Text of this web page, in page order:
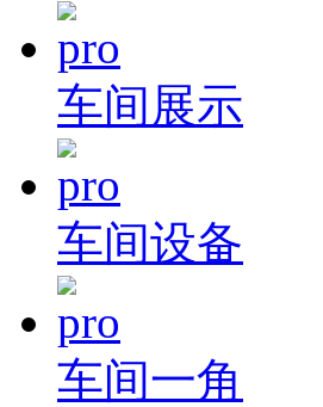
车间展示
车间设备
车间一角